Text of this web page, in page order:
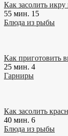
Как засолить
55 мин. 15
Блюда из рыбы
Как приготовить
25 мин. 4
Гарниры
Как засолить
40 мин. 6
Блюда из рыбы